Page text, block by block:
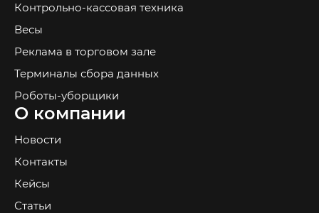
Контрольно-кассовая техника
Весы
Реклама в торговом зале
Терминалы сбора данных
Роботы-уборщики
О компании
Новости
Контакты
Кейсы
Статьи